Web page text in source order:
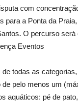
com
para a Ponta da
O percurso será
Eventos
de todas as
de pelo menos um
aquáticos: pé de